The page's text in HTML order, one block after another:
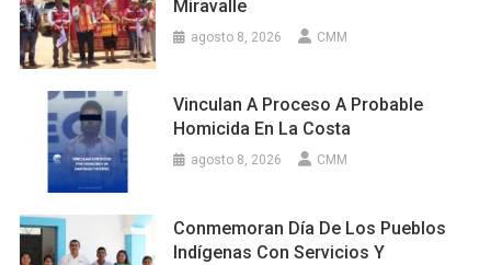
Miravalle
agosto 8, 2026 CMM
Vinculan A Proceso A Probable
Homicida En La Costa
agosto 8, 2026 CMM
Conmemoran Día De Los Pueblos
Indígenas Con Servicios Y